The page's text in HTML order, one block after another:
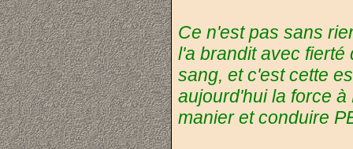
Ce n'est pas sans
l'a brandit avec
sang, et c'est cette
aujourd'hui la force
manier et conduire